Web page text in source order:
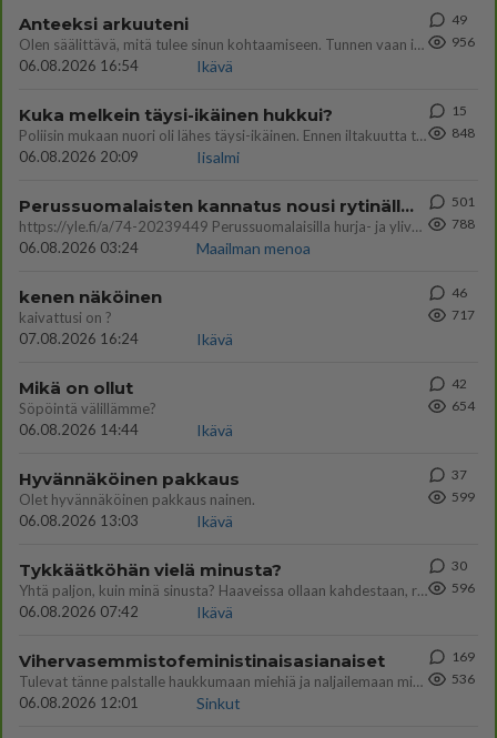
Anteeksi arkuuteni
Olen säälittävä, mitä tulee sinun kohtaamiseen. Tunnen vaan itseni todella epävarmaksi sun kanssa. Jos minun olisi pitän
06.08.2026 16:54
Ikävä
49
956
Kuka melkein täysi-ikäinen hukkui?
Poliisin mukaan nuori oli lähes täysi-ikäinen. Ennen iltakuutta tulleen ilmoituksen mukaan ihminen oli joutunut mahdoll
06.08.2026 20:09
Iisalmi
15
848
Perussuomalaisten kannatus nousi rytinällä Ylen tänään julkaisemassa tuoreimmassa gallup-kyselyssä.
https://yle.fi/a/74-20239449 Perussuomalaisilla hurja- ja ylivoimaisesti suurin nousu tässä uudessa Ylen gallupissa. Kyl
06.08.2026 03:24
Maailman menoa
501
788
kenen näköinen
kaivattusi on ?
07.08.2026 16:24
Ikävä
46
717
Mikä on ollut
Söpöintä välillämme?
06.08.2026 14:44
Ikävä
42
654
Hyvännäköinen pakkaus
Olet hyvännäköinen pakkaus nainen.
06.08.2026 13:03
Ikävä
37
599
Tykkäätköhän vielä minusta?
Yhtä paljon, kuin minä sinusta? Haaveissa ollaan kahdestaan, rauhassa ja lähennytään fyysisesti ja tutustutaan syvemmin
06.08.2026 07:42
Ikävä
30
596
Vihervasemmistofeministinaisasianaiset
Tulevat tänne palstalle haukkumaan miehiä ja naljailemaan miehelle, kehuvat olevansa heitä parempia. Itse asuvat MIEHE
06.08.2026 12:01
Sinkut
169
536